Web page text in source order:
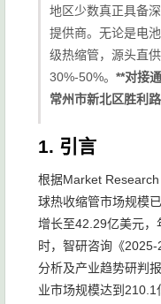
地区少数真正具备
提供商。无论是电
级热缩管，源头直
30%-50%。 **对接
常州市新北区胜利路
1. 引言
根据Market
球热收缩管市场规模
增长至42.29亿美元，
时，智研咨询《
分析及产业趋势研判
业市场规模达到